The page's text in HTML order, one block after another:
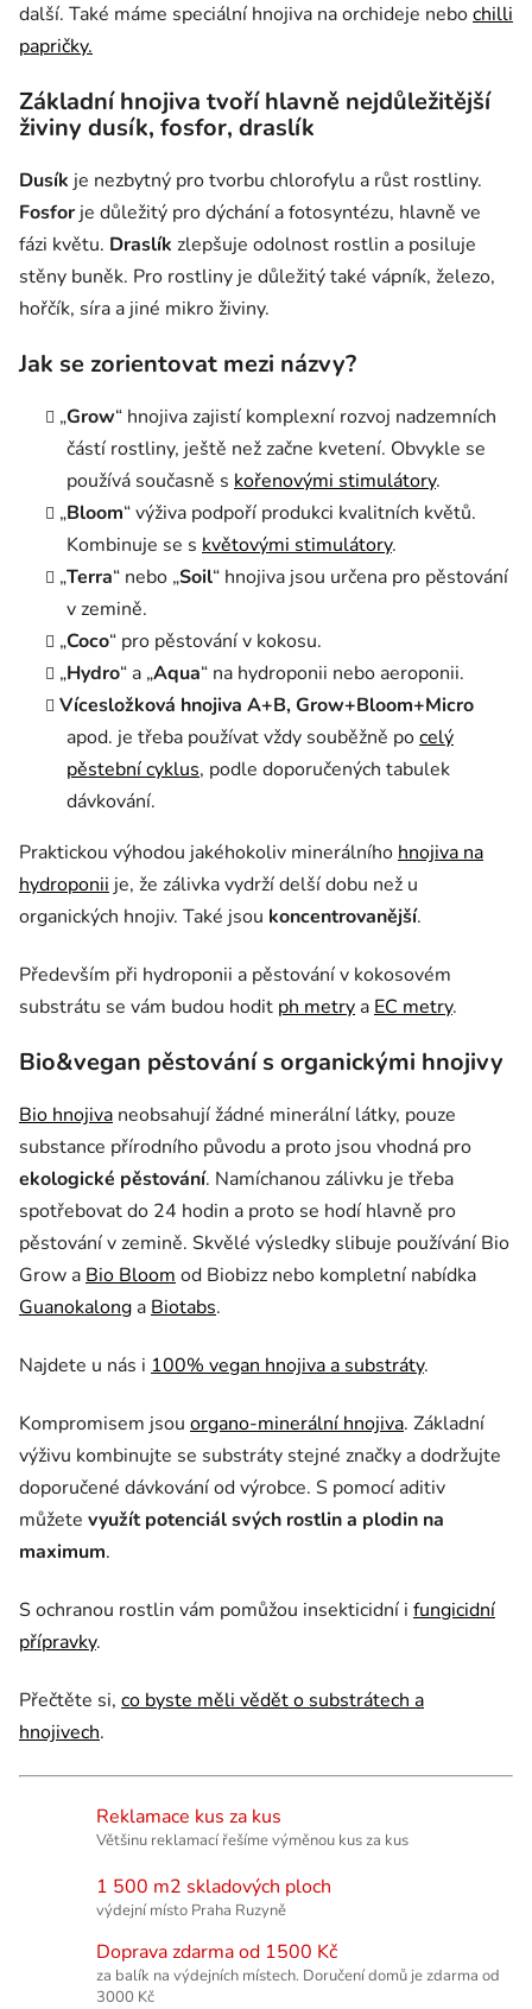
další. Také máme speciální hnojiva na orchideje nebochilli
papričky.
Základní hnojiva tvoří hlavně nejdůležitější
živiny dusík, fosfor, draslík
Dusík je nezbytný pro tvorbu chlorofylu a růst rostliny.
Fosfor je důležitý pro dýchání a fotosyntézu, hlavně ve
fázi květu. Draslík zlepšuje odolnost rostlin a posiluje
stěny buněk. Pro rostliny je důležitý také vápník, železo,
hořčík, síra a jiné mikro živiny.
Jak se zorientovat mezi názvy?
„Grow“ hnojiva zajistí komplexní rozvoj nadzemních
částí rostliny, ještě než začne kvetení. Obvykle se
používá současně s kořenovými stimulátory.
„Bloom“ výživa podpoří produkci kvalitních květů.
Kombinuje se s květovými stimulátory.
„Terra“ nebo „Soil“ hnojiva jsou určena pro pěstování
v zemině.
„Coco“ pro pěstování v kokosu.
„Hydro“ a „Aqua“ na hydroponii nebo aeroponii.
Vícesložková hnojiva A+B, Grow+Bloom+Micro
apod. je třeba používat vždy souběžně pocelý
pěstební cyklus, podle doporučených tabulek
dávkování.
Praktickou výhodou jakéhokoliv minerálního hnojiva na
hydroponii je, že zálivka vydrží delší dobu než u
organických hnojiv. Také jsou koncentrovanější.
Především při hydroponii a pěstování v kokosovém
substrátu se vám budou hodit ph metry a EC metry.
Bio&vegan pěstování s organickými hnojivy
Bio hnojiva neobsahují žádné minerální látky, pouze
substance přírodního původu a proto jsou vhodná pro
ekologické pěstování. Namíchanou zálivku je třeba
spotřebovat do 24 hodin a proto se hodí hlavně pro
pěstování v zemině. Skvělé výsledky slibuje používání Bio
Grow a Bio Bloom od Biobizz nebo kompletní nabídka
Guanokalong a Biotabs.
Najdete u nás i 100% vegan hnojiva a substráty.
Kompromisem jsou organo-minerální hnojiva. Základní
výživu kombinujte se substráty stejné značky a dodržujte
doporučené dávkování od výrobce. S pomocí aditiv
můžete využít potenciál svých rostlin a plodin na
maximum.
S ochranou rostlin vám pomůžou insekticidní i fungicidní
přípravky.
Přečtěte si, co byste měli vědět o substrátech a
hnojivech.
Reklamace kus za kus
Většinu reklamací řešíme výměnou kus za kus
1 500 m2 skladových ploch
výdejní místo Praha Ruzyně
Doprava zdarma od 1500 Kč
za balík na výdejních místech. Doručení domů je zdarma od
3000 Kč